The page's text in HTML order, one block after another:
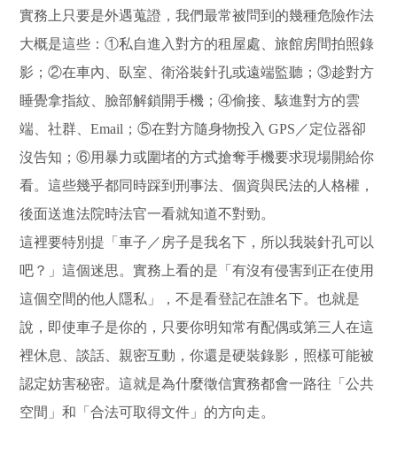
實務上只要是外遇蒐證，我們最常被問到的幾種危險作法
大概是這些：①私自進入對方的租屋處、旅館房間拍照錄
影；②在車內、臥室、衛浴裝針孔或遠端監聽；③趁對方
睡覺拿指紋、臉部解鎖開手機；④偷接、駭進對方的雲
端、社群、Email；⑤在對方隨身物投入 GPS／定位器卻
沒告知；⑥用暴力或圍堵的方式搶奪手機要求現場開給你
看。這些幾乎都同時踩到刑事法、個資與民法的人格權，
後面送進法院時法官一看就知道不對勁。
這裡要特別提「車子／房子是我名下，所以我裝針孔可以
吧？」這個迷思。實務上看的是「有沒有侵害到正在使用
這個空間的他人隱私」，不是看登記在誰名下。也就是
說，即使車子是你的，只要你明知常有配偶或第三人在這
裡休息、談話、親密互動，你還是硬裝錄影，照樣可能被
認定妨害秘密。這就是為什麼徵信實務都會一路往「公共
空間」和「合法可取得文件」的方向走。